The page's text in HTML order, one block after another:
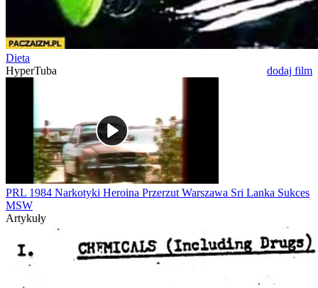
Dieta
HyperTuba
dodaj film
PRL 1984 Narkotyki Heroina Przerzut Warszawa Sri Lanka Sukces
MSW
Artykuły